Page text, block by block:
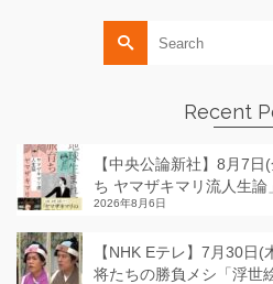
Search
for:
Recent
【中央公論新社】8月7
ち ヤマザキマリ流人生論
2026年8月6日
【NHK Eテレ】7月30日
将たちの勝負メシ「浮世